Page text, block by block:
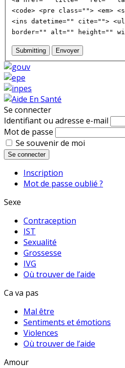
<code> <pre class=""> <em>
<ins datetime="" cite="">
border="" alt="" height=""
Submitting Envoyer
Se connecter
Identifiant ou adresse e-mail
Mot de passe
Se souvenir de moi
Se connecter
Inscription
Mot de passe oublié ?
Sexe
Contraception
IST
Sexualité
Grossesse
IVG
Où trouver de l’aide
Ca va pas
Mal être
Sentiments et émotions
Violences
Où trouver de l’aide
Amour